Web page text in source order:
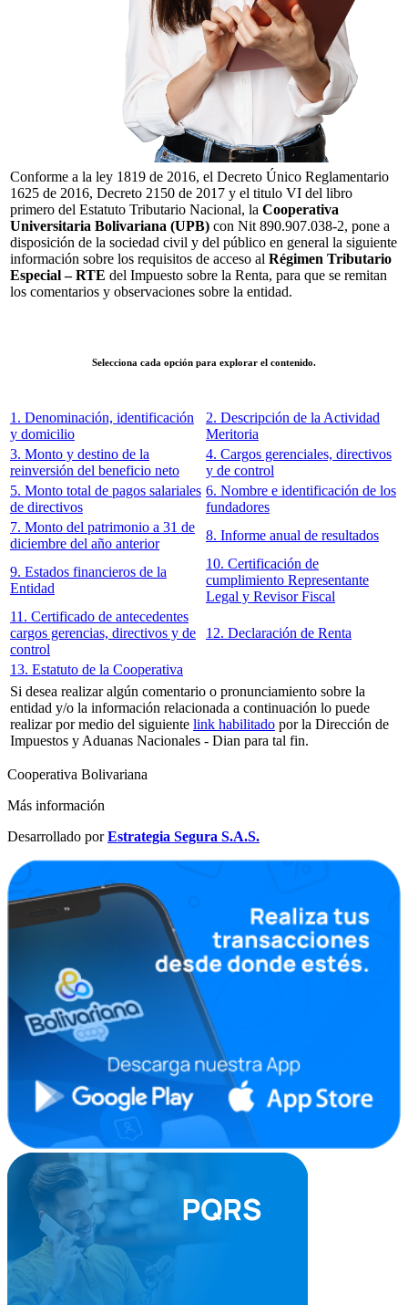
Conforme a la ley 1819 de 2016, el Decreto Único Reglamentario
1625 de 2016, Decreto 2150 de 2017 y el titulo VI del libro
primero del Estatuto Tributario Nacional, la Cooperativa
Universitaria Bolivariana (UPB) con Nit 890.907.038-2, pone a
disposición de la sociedad civil y del público en general la siguiente
información sobre los requisitos de acceso al Régimen Tributario
Especial – RTE del Impuesto sobre la Renta, para que se remitan
los comentarios y observaciones sobre la entidad.
Selecciona cada opción para explorar el contenido.
1. Denominación, identificación
y domicilio
2. Descripción de la Actividad
Meritoria
3. Monto y destino de la
reinversión del beneficio neto
4. Cargos gerenciales, directivos
y de control
5. Monto total de pagos salariales
de directivos
6. Nombre e identificación de los
fundadores
7. Monto del patrimonio a 31 de
diciembre del año anterior
8. Informe anual de resultados
9. Estados financieros de la
Entidad
10. Certificación de
cumplimiento Representante
Legal y Revisor Fiscal
11. Certificado de antecedentes
cargos gerencias, directivos y de
control
12. Declaración de Renta
13. Estatuto de la Cooperativa
Si desea realizar algún comentario o pronunciamiento sobre la
entidad y/o la información relacionada a continuación lo puede
realizar por medio del siguiente link habilitado por la Dirección de
Impuestos y Aduanas Nacionales - Dian para tal fin.
Cooperativa Bolivariana
Más información
Desarrollado porEstrategia Segura S.A.S.